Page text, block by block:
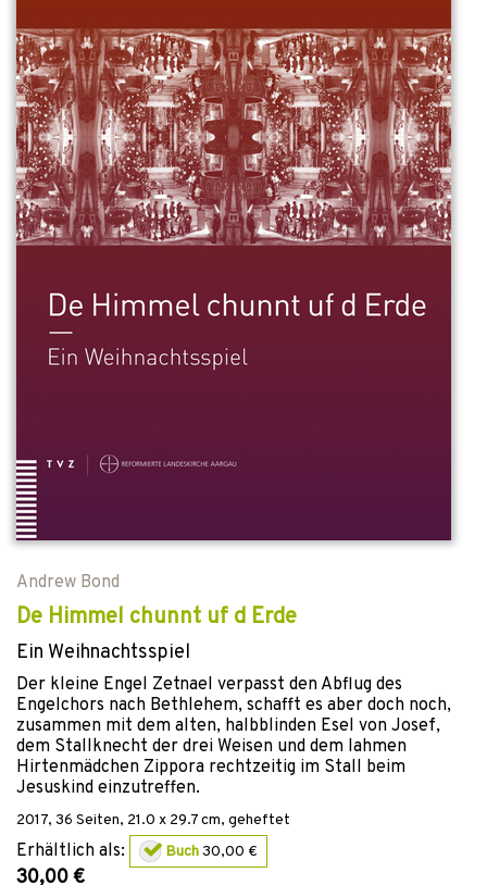
Andrew Bond
De Himmel chunnt uf d Erde
Ein Weihnachtsspiel
Der kleine Engel Zetnael verpasst den Abflug des
Engelchors nach Bethlehem, schafft es aber doch noch,
zusammen mit dem alten, halbblinden Esel von Josef,
dem Stallknecht der drei Weisen und dem lahmen
Hirtenmädchen Zippora rechtzeitig im Stall beim
Jesuskind einzutreffen.
2017, 36 Seiten, 21.0 x 29.7 cm, geheftet
Erhältlich als: Buch30,00 €
30,00 €